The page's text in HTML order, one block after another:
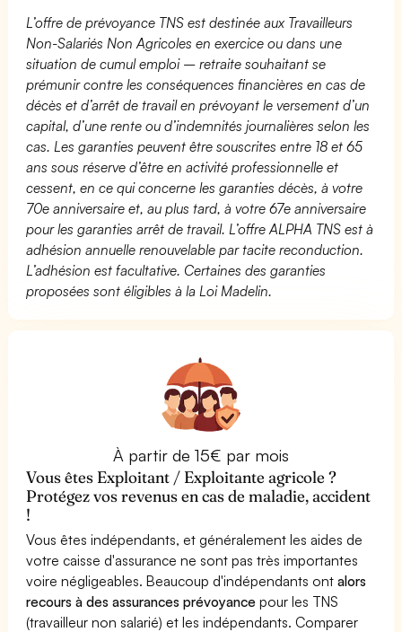
L’offre de prévoyance TNS est destinée aux Travailleurs
Non-Salariés Non Agricoles en exercice ou dans une
situation de cumul emploi – retraite souhaitant se
prémunir contre les conséquences financières en cas de
décès et d’arrêt de travail en prévoyant le versement d’un
capital, d’une rente ou d’indemnités journalières selon les
cas. Les garanties peuvent être souscrites entre 18 et 65
ans sous réserve d’être en activité professionnelle et
cessent, en ce qui concerne les garanties décès, à votre
70e anniversaire et, au plus tard, à votre 67e anniversaire
pour les garanties arrêt de travail. L’offre ALPHA TNS est à
adhésion annuelle renouvelable par tacite reconduction.
L’adhésion est facultative. Certaines des garanties
proposées sont éligibles à la Loi Madelin.
À partir de 15€ par mois
Vous êtes Exploitant / Exploitante agricole ?
Protégez vos revenus en cas de maladie, accident
!
Vous êtes indépendants, et généralement les aides de
votre caisse d'assurance ne sont pas très importantes
voire négligeables. Beaucoup d'indépendants ontalors
recours à des assurances prévoyance pour les TNS
(travailleur non salarié) et les indépendants. Comparer